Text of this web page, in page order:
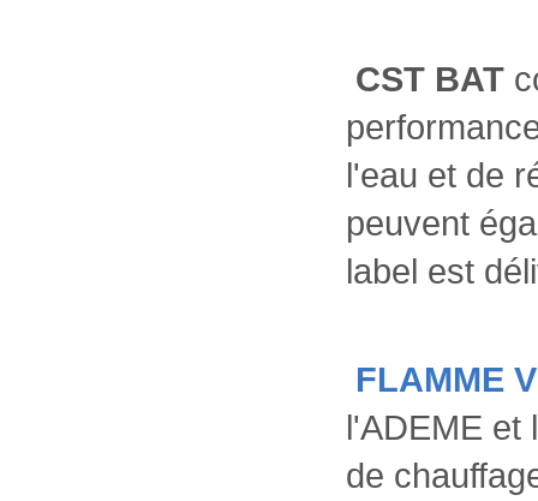
CST BAT
l'eau et de
peuvent
label est
FLAMME
l'ADEME et
de